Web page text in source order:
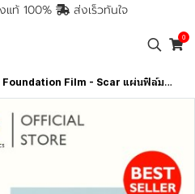
แท้ 100% ส่งเร็วทันใจ
0
Film - Scar แผ่นฟิล์มสำหรับปกปิดรอยแผลเป็น พรางรอยแผลเป็นได้เนียนกริบ